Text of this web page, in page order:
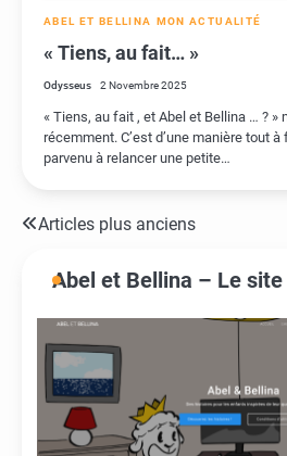
ABEL ET BELLINA MON ACTUALITÉ
« Tiens, au fait… »
Odysseus 2 Novembre 2025
« Tiens, au fait , et Abel et Bellina … ? »
récemment. C’est d’une manière tout
parvenu à relancer une petite…
Navigation
des
Articles plus anciens
Abel et Bellina – Le site